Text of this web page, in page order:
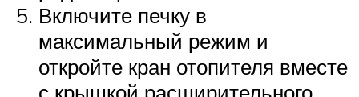
Включите печку в
максимальный режим и
откройте кран отопителя вместе